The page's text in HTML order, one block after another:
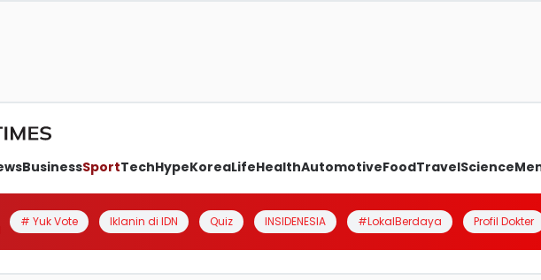
BusinessSportTechHypeKoreaLifeHealthAutomotiveFoodTravelScience
# Yuk Vote Iklanin di IDN Quiz INSIDENESIA #LokalBerdaya Profil Dokter